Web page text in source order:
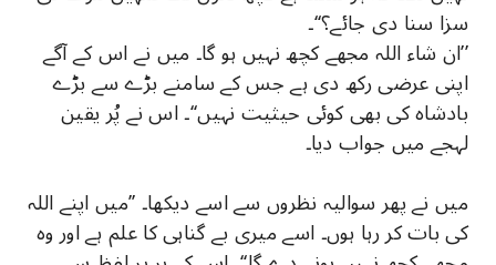
سزا سنا دی جائے؟‘‘۔
’’ان شاء اللہ مجھے کچھ نہیں ہو گا۔ میں نے اس کے آگے
اپنی عرضی رکھ دی ہے جس کے سامنے بڑے سے بڑے
بادشاہ کی بھی کوئی حیثیت نہیں‘‘۔ اس نے پُر یقین
لہجے میں جواب دیا۔
میں نے پھر سوالیہ نظروں سے اسے دیکھا۔ ’’میں اپنے اللہ
کی بات کر رہا ہوں۔ اسے میری بے گناہی کا علم ہے اور وہ